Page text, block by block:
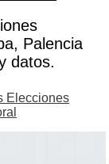
Palencia
datos.
Elecciones